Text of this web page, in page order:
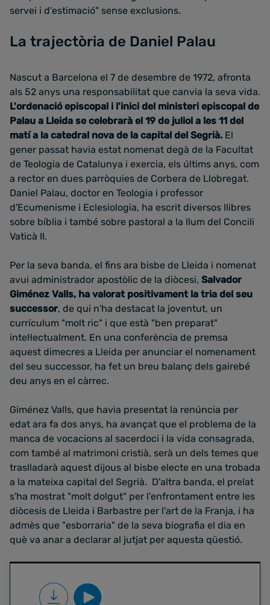
servei i d'estimació" sense exclusions.
La trajectòria de Daniel Palau
Nascut a Barcelona el 7 de desembre de 1972, afronta
als 52 anys una responsabilitat que canvia la seva vida.
L'ordenació episcopal i l'inici del ministeri episcopal de
Palau a Lleida se celebrarà el 19 de juliol a les 11 del
matí a la catedral nova de la capital del Segrià. El
gener passat havia estat nomenat degà de la Facultat
de Teologia de Catalunya i exercia, els últims anys, com
a rector en dues parròquies de Corbera de Llobregat.
Daniel Palau, doctor en Teologia i professor
d'Ecumenisme i Eclesiologia, ha escrit diversos llibres
sobre bíblia i també sobre pastoral a la llum del Concili
Vaticà II.
Per la seva banda, el fins ara bisbe de Lleida i nomenat
avui administrador apostòlic de la diòcesi, Salvador
Giménez Valls, ha valorat positivament la tria del seu
successor, de qui n'ha destacat la joventut, un
currículum "molt ric" i que està "ben preparat"
intel·lectualment. En una conferència de premsa
aquest dimecres a Lleida per anunciar el nomenament
del seu successor, ha fet un breu balanç dels gairebé
deu anys en el càrrec.
Giménez Valls, que havia presentat la renúncia per
edat ara fa dos anys, ha avançat que el problema de la
manca de vocacions al sacerdoci i la vida consagrada,
com també al matrimoni cristià, serà un dels temes que
traslladarà aquest dijous al bisbe electe en una trobada
a la mateixa capital del Segrià. D'altra banda, el prelat
s'ha mostrat "molt dolgut" per l'enfrontament entre les
diòcesis de Lleida i Barbastre per l'art de la Franja, i ha
admès que "esborraria" de la seva biografia el dia en
què va anar a declarar al jutjat per aquesta qüestió.